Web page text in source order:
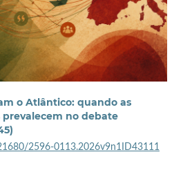
o Atlântico: quando as
no debate
2596-0113.2026v9n1ID43111